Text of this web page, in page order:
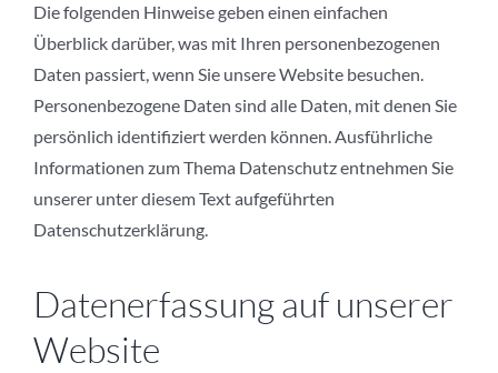
Die folgenden Hinweise geben einen einfachen
Überblick darüber, was mit Ihren personenbezogenen
Daten passiert, wenn Sie unsere Website besuchen.
Personenbezogene Daten sind alle Daten, mit denen Sie
persönlich identifiziert werden können. Ausführliche
Informationen zum Thema Datenschutz entnehmen Sie
unserer unter diesem Text aufgeführten
Datenschutzerklärung.
Datenerfassung auf unserer
Website